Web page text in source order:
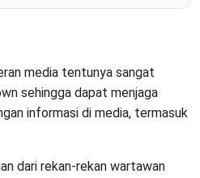
media tentunya sangat
sehingga dapat menjaga
informasi di media, termasuk
dari rekan-rekan wartawan